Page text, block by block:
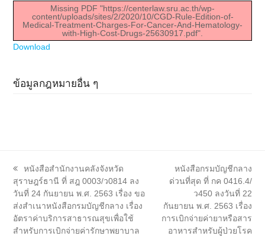
Missing PDF "https://centerlaw.sru.ac.th/wp-
content/uploads/sites/2/2020/10/CGD-Rule-Edition-of-
Medical-Treatment-Charges-For-Cancer-And-Hematology-
with-High-Cost-Drugs-25630917.pdf".
Download
ข้อมูลกฎหมายอื่น ๆ
previous
post:
หนังสือสำนักงานคลังจังหวัด
สุราษฎร์ธานี ที่ สฎ 0003/ว0814 ลง
วันที่ 24 กันยายน พ.ศ. 2563 เรื่อง ขอ
ส่งสำเนาหนังสือกรมบัญชีกลาง เรื่อง
อัตราค่าบริการสาธารณสุขเพื่อใช้
สำหรับการเบิกจ่ายค่ารักษาพยาบาล
next
post:
หนังสือกรมบัญชีกลาง
ด่วนที่สุด ที่ กค 0416.4/
ว450 ลงวันที่ 22
กันยายน พ.ศ. 2563 เรื่อง
การเบิกจ่ายค่ายาหรือสาร
อาหารสำหรับผู้ป่วยโรค